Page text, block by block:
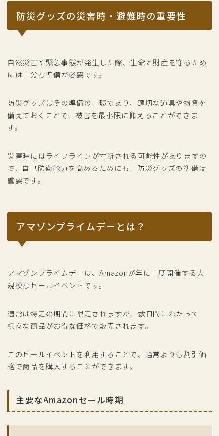
防災グッズの災害時・避難時の重要性
自然災害や緊急事態が発生した際、生命と財産を守るため
には十分な準備が必要です。
防災グッズはその準備の一環であり、適切な道具や物資を
備えておくことで、被害を最小限に抑えることができま
す。
災害時にはライフラインが寸断される可能性がありますの
で、自己防衛能力を高めるためにも、防災グッズの準備は
重要です。
アマゾンプライムデーとは？
アマゾンプライムデーは、Amazonが年に一度開催する大
規模なセールイベントです。
通常は特定の期間に限定されますが、数日間にわたって
様々な商品がお得な価格で販売されます。
このセールイベントを利用することで、通常よりも割引価
格で商品を購入することができます。
主要なAmazonセール時期